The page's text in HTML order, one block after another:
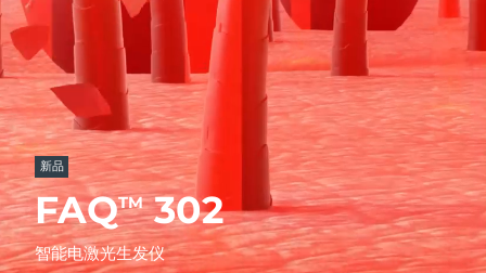
新品
FAQTM302
智能电激光生发仪
我的订单
我的地址
我的订阅
issa™ Teeth Whitening Set
FAQ™ Dual LED Panel
Polski
Svenska
Русский
Türkçe
简体中文 繁體中文
发货国家
美国 预计送达日期8/11/26
英国 预计送达日期8/10/26